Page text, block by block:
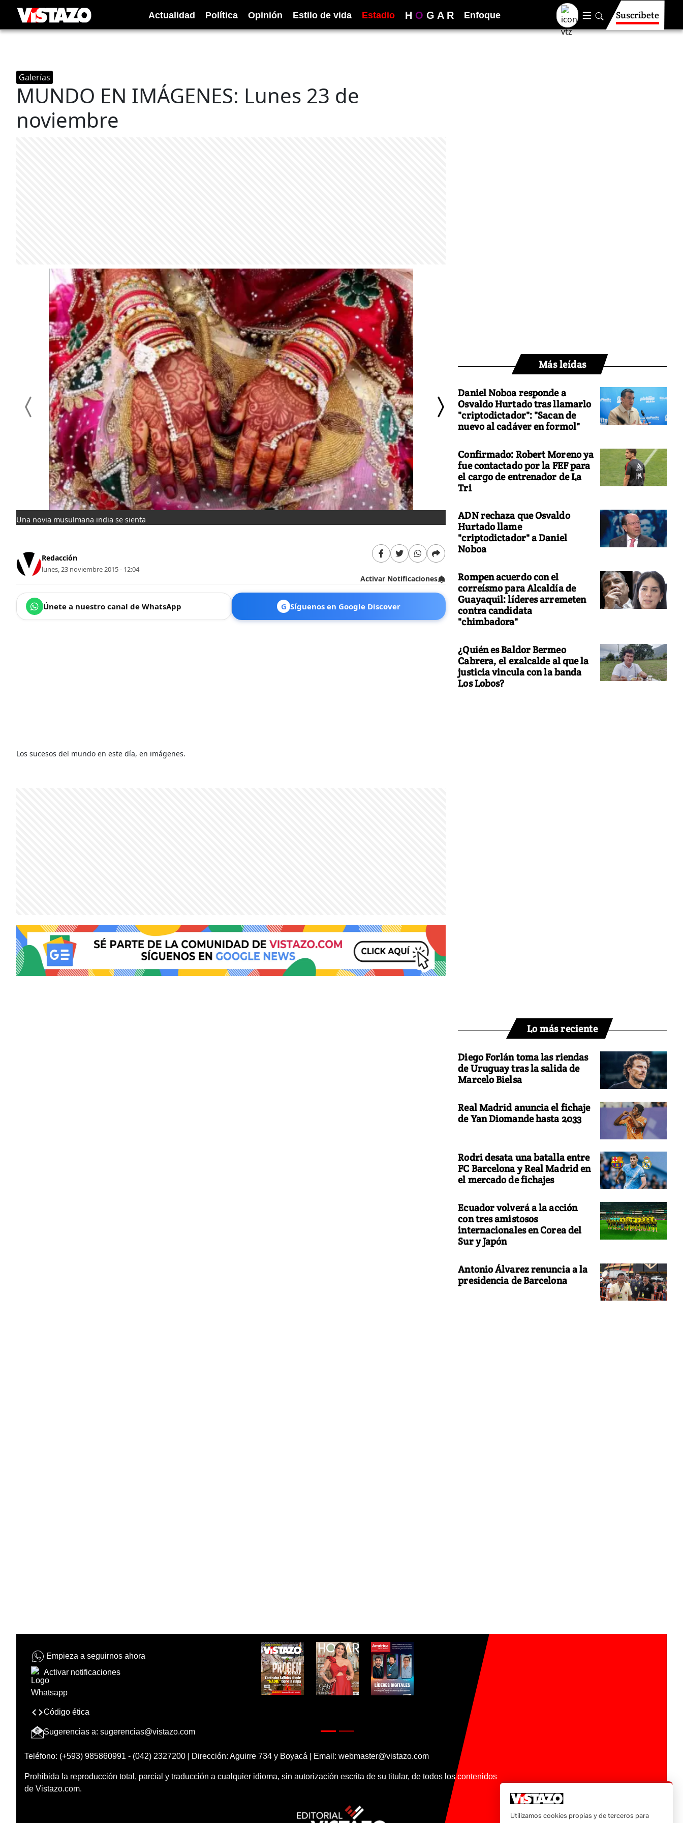
Actualidad Política Opinión Estilo de vida Estadio H O G A R Enfoque Suscríbete
Galerías
MUNDO EN IMÁGENES: Lunes 23 de
noviembre
Una novia musulmana india se sienta Un tren viaja a través de las colinas cubiertas de nieve después de
Redacción
lunes, 23 noviembre 2015 - 12:04
Activar Notificaciones
Únete a nuestro canal de WhatsApp G Síguenos en Google Discover
Los sucesos del mundo en este día, en imágenes.
Más leídas
Daniel Noboa responde a
Osvaldo Hurtado tras llamarlo
"criptodictador": "Sacan de
nuevo al cadáver en formol"
Confirmado: Robert Moreno ya
fue contactado por la FEF para
el cargo de entrenador de La
Tri
ADN rechaza que Osvaldo
Hurtado llame
"criptodictador" a Daniel
Noboa
Rompen acuerdo con el
correísmo para Alcaldía de
Guayaquil: líderes arremeten
contra candidata
"chimbadora"
¿Quién es Baldor Bermeo
Cabrera, el exalcalde al que la
justicia vincula con la banda
Los Lobos?
Lo más reciente
Diego Forlán toma las riendas
de Uruguay tras la salida de
Marcelo Bielsa
Real Madrid anuncia el fichaje
de Yan Diomande hasta 2033
Rodri desata una batalla entre
FC Barcelona y Real Madrid en
el mercado de fichajes
Ecuador volverá a la acción
con tres amistosos
internacionales en Corea del
Sur y Japón
Antonio Álvarez renuncia a la
presidencia de Barcelona
Empieza a seguirnos ahora
Activar notificaciones
Código ética
Sugerencias a: sugerencias@vistazo.com
Teléfono: (+593) 985860991 - (042) 2327200 | Dirección: Aguirre 734 y Boyacá | Email: webmaster@vistazo.com
Prohibida la reproducción total, parcial y traducción a cualquier idioma, sin autorización escrita de su titular, de todos los contenidos
de Vistazo.com.
Utilizamos cookies propias y de terceros para